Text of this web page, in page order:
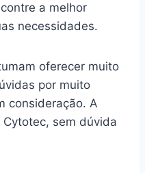
a melhor
necessidades.
oferecer muito
por muito
consideração. A
sem dúvida